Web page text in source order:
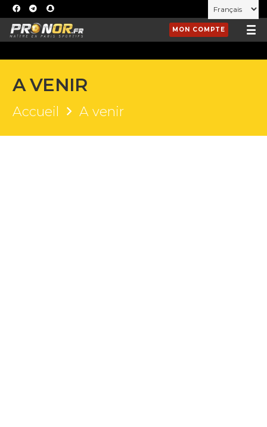
MON COMPTE
A VENIR
Accueil A venir